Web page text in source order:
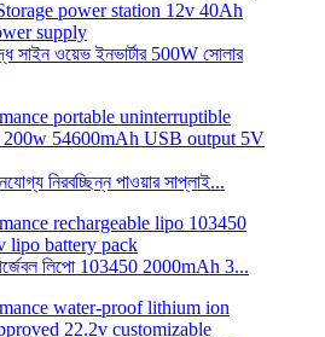
সাইন ওয়েভ ইনভার্টার 500W সোলার
নিরবচ্ছিন্ন পাওয়ার সাপ্লাই...
লিপো 103450 2000mAh 3...